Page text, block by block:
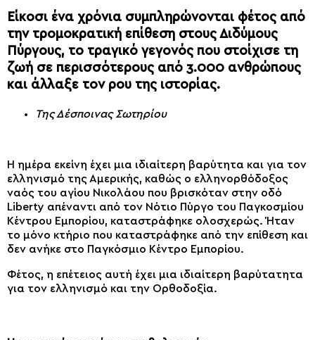
Είκοσι ένα χρόνια συμπληρώνονται φέτος από
την τρομοκρατική επίθεση στους Διδύμους
Πύργους, το τραγικό γεγονός που στοίχισε τη
ζωή σε περισσότερους από 3.000 ανθρώπους
και άλλαξε τον ρου της ιστορίας.
Της Δέσποινας Σωτηρίου
Η ημέρα εκείνη έχει μια ιδιαίτερη βαρύτητα και για τον
ελληνισμό της Αμερικής, καθώς ο ελληνορθόδοξος
ναός του αγίου Νικολάου που βρισκόταν στην οδό
Liberty απέναντι από τον Νότιο Πύργο του Παγκοσμίου
Κέντρου Εμπορίου, καταστράφηκε ολοσχερώς. Ήταν
το μόνο κτήριο που καταστράφηκε από την επίθεση και
δεν ανήκε στο Παγκόσμιο Κέντρο Εμπορίου.
Φέτος, η επέτειος αυτή έχει μια ιδιαίτερη βαρύτατητα
για τον ελληνισμό και την Ορθοδοξία.